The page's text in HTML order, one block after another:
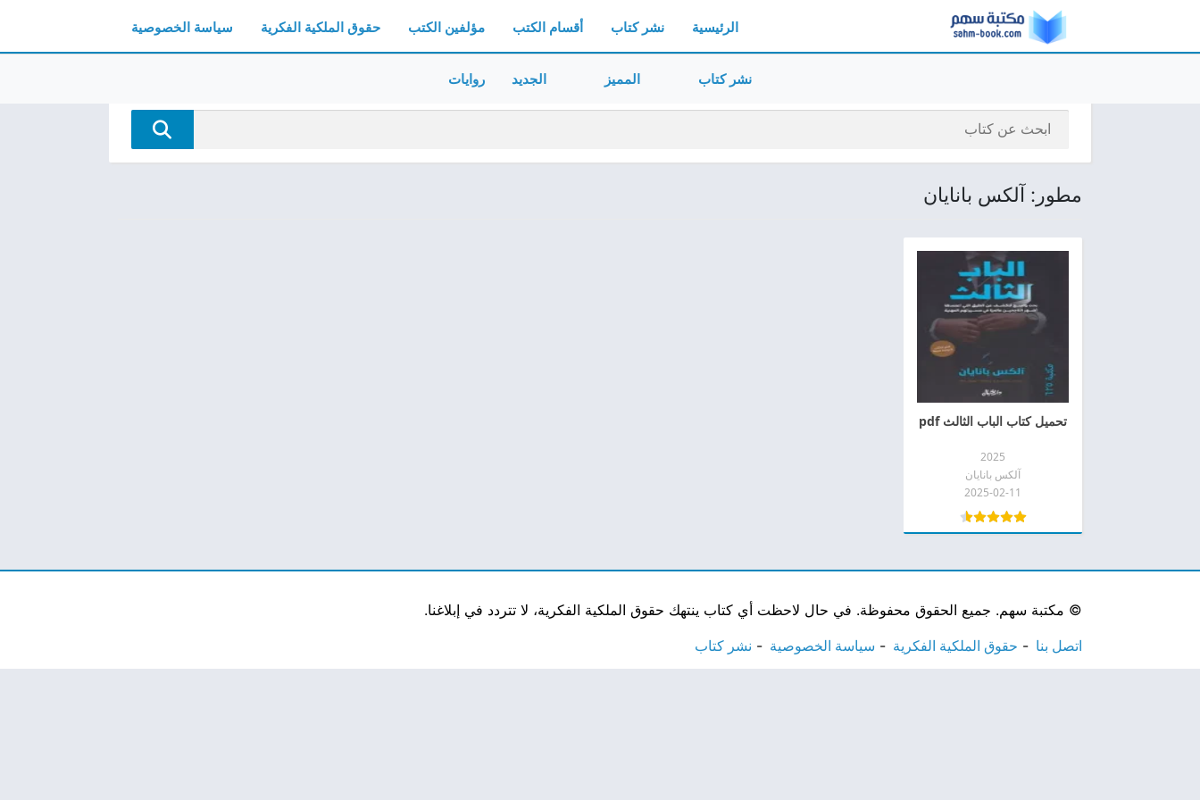
الرئيسية نشر كتاب أقسام الكتب مؤلفين الكتب حقوق الملكية الفكرية سياسة الخصوصية
نشر كتاب المميز الجديد روايات
مطور: آلكس بانايان
تحميل كتاب الباب الثالث pdf
2025
آلكس بانايان
2025-02-11
© مكتبة سهم. جميع الحقوق محفوظة. في حال لاحظت أي كتاب ينتهك حقوق الملكية الفكرية، لا تتردد في إبلاغنا.
اتصل بنا حقوق الملكية الفكرية سياسة الخصوصية نشر كتاب